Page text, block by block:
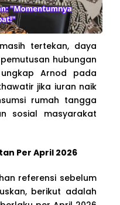
tertekan, daya
hubungan
Arnod pada
jika iuran naik
rumah tangga
sosial masyarakat
Per April 2026
referensi sebelum
berikut adalah